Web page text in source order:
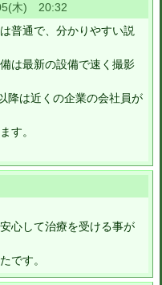
木) 20:32
普通で、分かりやすい説
は最新の設備で速く撮影
降は近くの企業の会社員が
す。
心して治療を受ける事が
です。